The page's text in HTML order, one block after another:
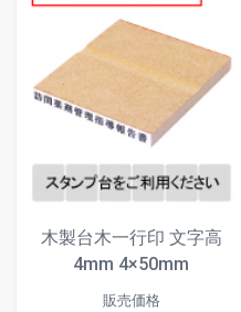
木製台木一行印 文字高
4mm 4×50mm
販売価格